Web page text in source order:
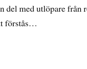
del med utlöpare från
förstås…